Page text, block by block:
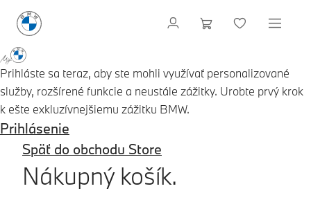
Prihláste sa teraz, aby ste mohli využívať personalizované
služby, rozšírené funkcie a neustále zážitky. Urobte prvý krok
k ešte exkluzívnejšiemu zážitku BMW.
Prihlásenie
Späť do obchodu Store
Nákupný košík.